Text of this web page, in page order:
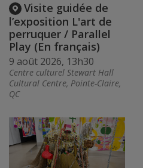
Visite guidée de
l’exposition L'art de
perruquer / Parallel
Play (En français)
9 août 2026, 13h30
Centre culturel Stewart Hall
Cultural Centre, Pointe-Claire,
QC